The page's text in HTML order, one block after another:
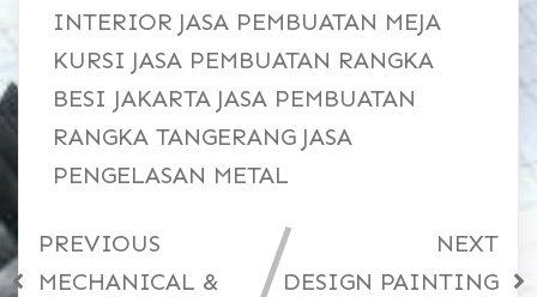
INTERIOR JASA PEMBUATAN MEJA
KURSI JASA PEMBUATAN RANGKA
BESI JAKARTA JASA PEMBUATAN
RANGKA TANGERANG JASA
PENGELASAN METAL
PREVIOUS
MECHANICAL &
NEXT
DESIGN PAINTING